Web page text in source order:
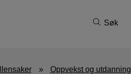
Søk
Oppvekst og utdanning